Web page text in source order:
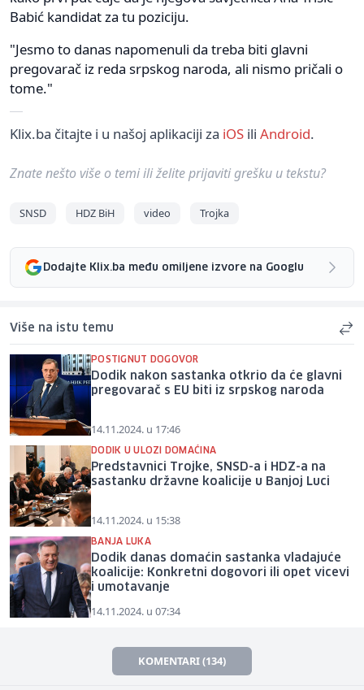
Babić kandidat za tu poziciju.
"Jesmo to danas napomenuli da treba biti glavni
pregovarač iz reda srpskog naroda, ali nismo pričali o
tome."
Klix.ba čitajte i u našoj aplikaciji za iOS ili Android.
Znate nešto više o temi ili želite prijaviti grešku u tekstu?
SNSD HDZ BiH video Trojka
Dodajte Klix.ba među omiljene izvore na Googlu
Više na istu temu
POSTIGNUT DOGOVOR
Dodik nakon sastanka otkrio da će glavni
pregovarač s EU biti iz srpskog naroda
14.11.2024. u 17:46
DODIK U ULOZI DOMAĆINA
Predstavnici Trojke, SNSD-a i HDZ-a na
sastanku državne koalicije u Banjoj Luci
14.11.2024. u 15:38
BANJA LUKA
Dodik danas domaćin sastanka vladajuće
koalicije: Konkretni dogovori ili opet vicevi
i umotavanje
14.11.2024. u 07:34
KOMENTARI (134)